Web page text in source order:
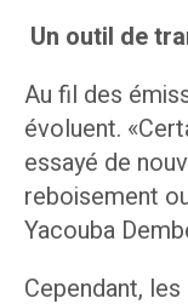
Un outil de
Au fil des
évoluent.
essayé de
reboisement
Yacouba
Cependant,